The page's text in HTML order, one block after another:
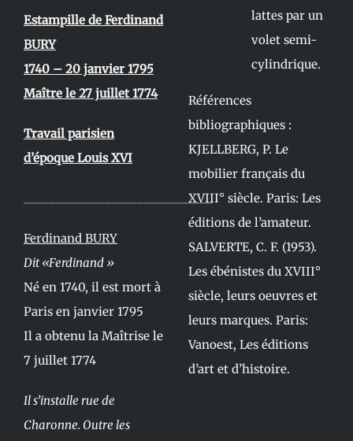
Estampille de Ferdinand
BURY
1740 – 20 janvier 1795
Maître le 27 juillet 1774
Travail parisien
d’époque Louis XVI
______________________________
Ferdinand BURY
Dit «Ferdinand »
Né en 1740, il est mort à
Paris en janvier 1795
Il a obtenu la Maîtrise le
7 juillet 1774
Il s’installe rue de
Charonne. Outre les
lattes par un
volet semi-
cylindrique.
Références
bibliographiques :
KJELLBERG, P. Le
mobilier français du
XVIII° siècle. Paris: Les
éditions de l’amateur.
SALVERTE, C. F. (1953).
Les ébénistes du XVIII°
siècle, leurs oeuvres et
leurs marques. Paris:
Vanoest, Les éditions
d’art et d’histoire.